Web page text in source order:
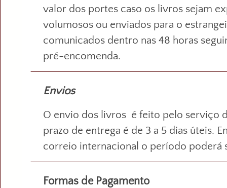
valor dos portes caso os livros sejam
volumosos ou enviados para o
comunicados dentro nas 48 horas
pré-encomenda.
Envios
O envio dos livros é feito pelo serviço
prazo de entrega é de 3 a 5 dias úteis.
correio internacional o período poderá
Formas de Pagamento